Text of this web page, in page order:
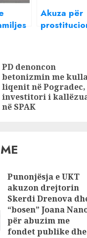
e
Akuza për
detaje
shkuara e
errët: Kam
PD denoncon
betonizmin me
liqenit në Pogradec,
investitori i
në SPAK
Punonjësja e UKT
akuzon drejtorin
Skerdi Drenova
“bosen” Joana
për abuzim me
fondet publike dhe